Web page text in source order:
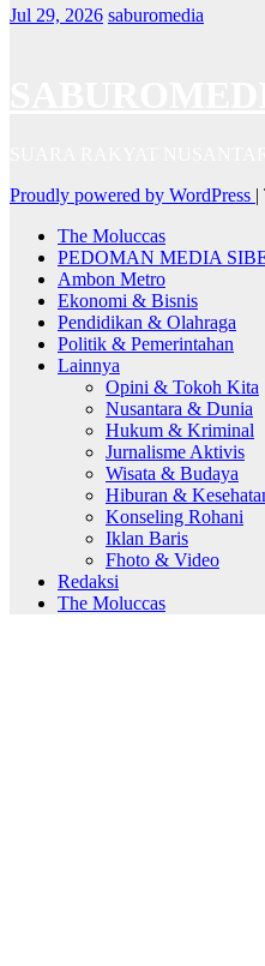
Jul 29, 2026 saburomedia
Proudly powered by WordPress |
The Moluccas
PEDOMAN MEDIA
Ambon Metro
Ekonomi & Bisnis
Pendidikan & Olahraga
Politik & Pemerintahan
Lainnya
Opini & Tokoh Kita
Nusantara & Dunia
Hukum & Kriminal
Jurnalisme Aktivis
Wisata & Budaya
Hiburan &
Konseling Rohani
Iklan Baris
Fhoto & Video
Redaksi
The Moluccas